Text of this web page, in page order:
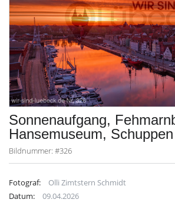
Sonnenaufgang,
Hansemuseum, Schuppen
Bildnummer: #326
Fotograf:
Olli Zimtstern Schmidt
Datum:
09.04.2026